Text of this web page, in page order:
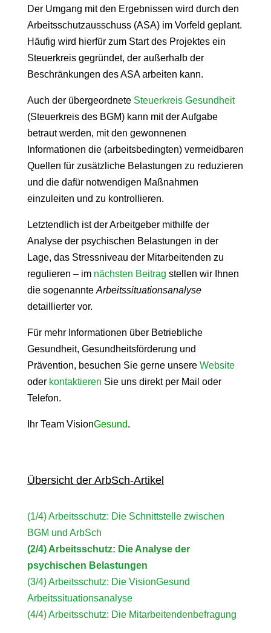
Der Umgang mit den Ergebnissen wird durch den
Arbeitsschutzausschuss (ASA) im Vorfeld geplant.
Häufig wird hierfür zum Start des Projektes ein
Steuerkreis gegründet, der außerhalb der
Beschränkungen des ASA arbeiten kann.
Auch der übergeordnete Steuerkreis Gesundheit
(Steuerkreis des BGM) kann mit der Aufgabe
betraut werden, mit den gewonnenen
Informationen die (arbeitsbedingten) vermeidbaren
Quellen für zusätzliche Belastungen zu reduzieren
und die dafür notwendigen Maßnahmen
einzuleiten und zu kontrollieren.
Letztendlich ist der Arbeitgeber mithilfe der
Analyse der psychischen Belastungen in der
Lage, das Stressniveau der Mitarbeitenden zu
regulieren – im nächsten Beitrag stellen wir Ihnen
die sogenannte Arbeitssituationsanalyse
detaillierter vor.
Für mehr Informationen über Betriebliche
Gesundheit, Gesundheitsförderung und
Prävention, besuchen Sie gerne unsere Website
oder kontaktieren Sie uns direkt per Mail oder
Telefon.
Ihr Team VisionGesund.
Übersicht der ArbSch-Artikel
(1/4) Arbeitsschutz: Die Schnittstelle zwischen
BGM und ArbSch
(2/4) Arbeitsschutz: Die Analyse der
psychischen Belastungen
(3/4) Arbeitsschutz: Die VisionGesund
Arbeitssituationsanalyse
(4/4) Arbeitsschutz: Die Mitarbeitendenbefragung